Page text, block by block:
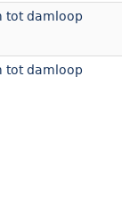
tot damloop
tot damloop